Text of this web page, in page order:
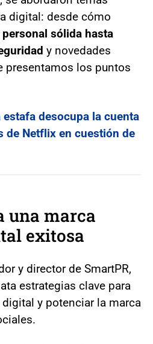
digital: desde cómo
sólida hasta
y novedades
presentamos los puntos
estafa desocupa la cuenta
de Netflix en cuestión de
una marca
exitosa
y director de SmartPR,
estrategias clave para
y potenciar la marca